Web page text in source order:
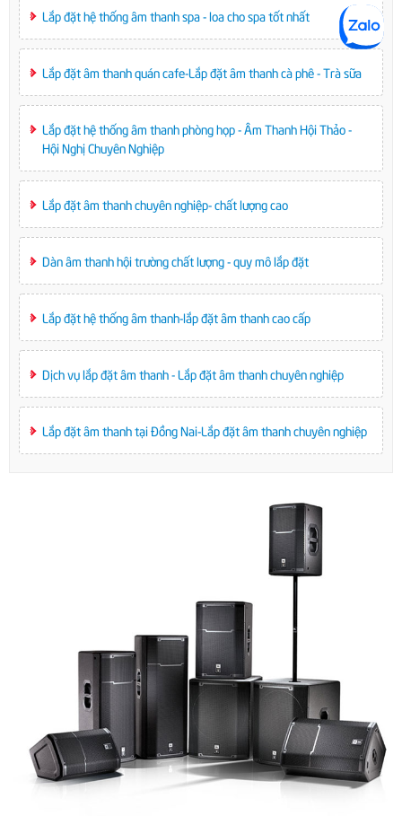
Lắp đặt hệ thống âm thanh spa - loa cho spa tốt nhất
Lắp đặt âm thanh quán cafe-Lắp đặt âm thanh cà phê - Trà sữa
Lắp đặt hệ thống âm thanh phòng họp - Âm Thanh Hội Thảo -
Hội Nghị Chuyên Nghiệp
Lắp đặt âm thanh chuyên nghiệp- chất lượng cao
Dàn âm thanh hội trường chất lượng - quy mô lắp đặt
Lắp đặt hệ thống âm thanh-lắp đặt âm thanh cao cấp
Dịch vụ lắp đặt âm thanh - Lắp đặt âm thanh chuyên nghiệp
Lắp đặt âm thanh tại Đồng Nai-Lắp đặt âm thanh chuyên nghiệp